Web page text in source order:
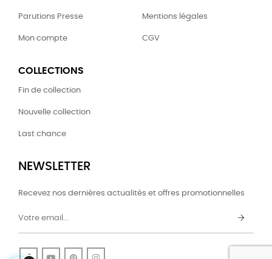
Parutions Presse
Mon compte
Mentions légales
CGV
COLLECTIONS
Fin de collection
Nouvelle collection
Last chance
NEWSLETTER
Recevez nos dernières actualités et offres promotionnelles